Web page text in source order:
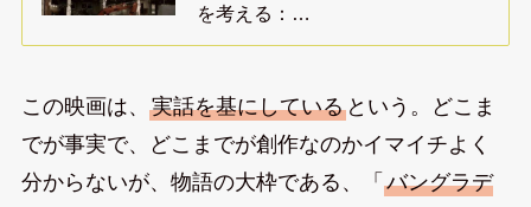
を考える：…
この映画は、 実話を基にしているという。どこま
でが事実で、どこまでが創作なのかイマイチよく
分からないが、物語の大枠である、「 バングラデ